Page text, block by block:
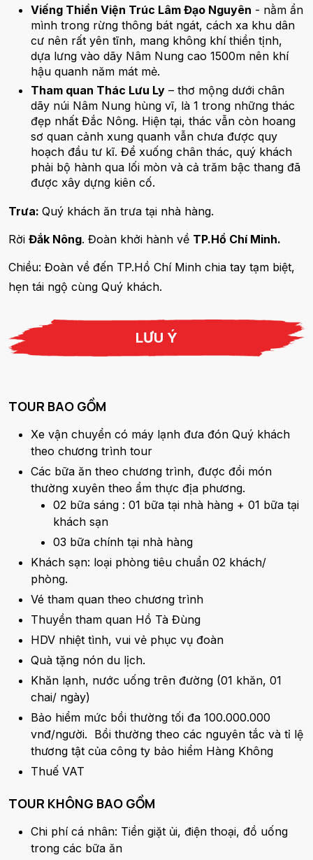
Viếng Thiền Viện Trúc Lâm Đạo Nguyên - nằm ẩn
mình trong rừng thông bát ngát, cách xa khu dân
cư nên rất yên tĩnh, mang không khí thiền tịnh,
dựa lưng vào dãy Nâm Nung cao 1500m nên khí
hậu quanh năm mát mẻ.
Tham quan Thác Lưu Ly – thơ mộng dưới chân
dãy núi Nâm Nung hùng vĩ, là 1 trong những thác
đẹp nhất Đắc Nông. Hiện tại, thác vẫn còn hoang
sơ quan cảnh xung quanh vẫn chưa được quy
hoạch đầu tư kĩ. Để xuống chân thác, quý khách
phải bộ hành qua lối mòn và cả trăm bậc thang đã
được xây dựng kiên cố.
Trưa: Quý khách ăn trưa tại nhà hàng.
Rời Đắk Nông. Đoàn khởi hành về TP.Hồ Chí Minh.
Chiều: Đoàn về đến TP.Hồ Chí Minh chia tay tạm biệt,
hẹn tái ngộ cùng Quý khách.
LƯU Ý
TOUR BAO GỒM
Xe vận chuyển có máy lạnh đưa đón Quý khách
theo chương trình tour
Các bữa ăn theo chương trình, được đổi món
thường xuyên theo ẩm thực địa phương.
02 bữa sáng : 01 bữa tại nhà hàng + 01 bữa tại
khách sạn
03 bữa chính tại nhà hàng
Khách sạn: loại phòng tiêu chuẩn 02 khách/
phòng.
Vé tham quan theo chương trình
Thuyền tham quan Hồ Tà Đùng
HDV nhiệt tình, vui vẻ phục vụ đoàn
Quà tặng nón du lịch.
Khăn lạnh, nước uống trên đường (01 khăn, 01
chai/ ngày)
Bảo hiểm mức bồi thường tối đa 100.000.000
vnđ/người. Bồi thường theo các nguyên tắc và tỉ lệ
thương tật của công ty bảo hiểm Hàng Không
Thuế VAT
TOUR KHÔNG BAO GỒM
Chi phí cá nhân: Tiền giặt ủi, điện thoại, đồ uống
trong các bữa ăn